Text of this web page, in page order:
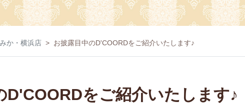
か・横浜店 お披露目中のD'COORDをご紹介いたします♪
D'COORDをご紹介いたします♪